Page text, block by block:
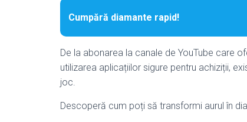
Cumpără diamante rapid!
De la abonarea la canale de YouTube care
utilizarea aplicațiilor sigure pentru achiziții,
joc.
Descoperă cum poți să transformi aurul în